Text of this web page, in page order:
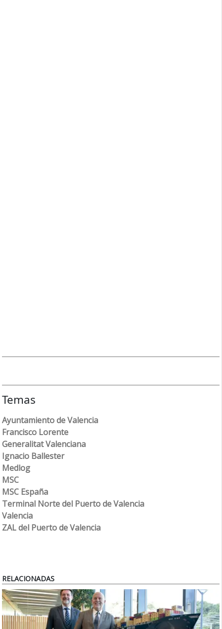
Temas
Ayuntamiento de Valencia
Francisco Lorente
Generalitat Valenciana
Ignacio Ballester
Medlog
MSC
MSC España
Terminal Norte del Puerto de Valencia
Valencia
ZAL del Puerto de Valencia
RELACIONADAS